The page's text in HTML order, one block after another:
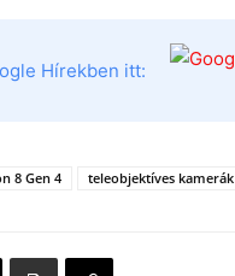
Hírekben itt:
8 Gen 4 teleobjektíves kamerák